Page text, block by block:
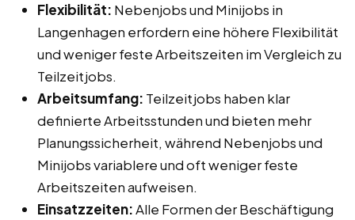
Flexibilität: Nebenjobs und Minijobs in
Langenhagen erfordern eine höhere Flexibilität
und weniger feste Arbeitszeiten im Vergleich zu
Teilzeitjobs.
Arbeitsumfang: Teilzeitjobs haben klar
definierte Arbeitsstunden und bieten mehr
Planungssicherheit, während Nebenjobs und
Minijobs variablere und oft weniger feste
Arbeitszeiten aufweisen.
Einsatzzeiten:Alle Formen der Beschäftigung